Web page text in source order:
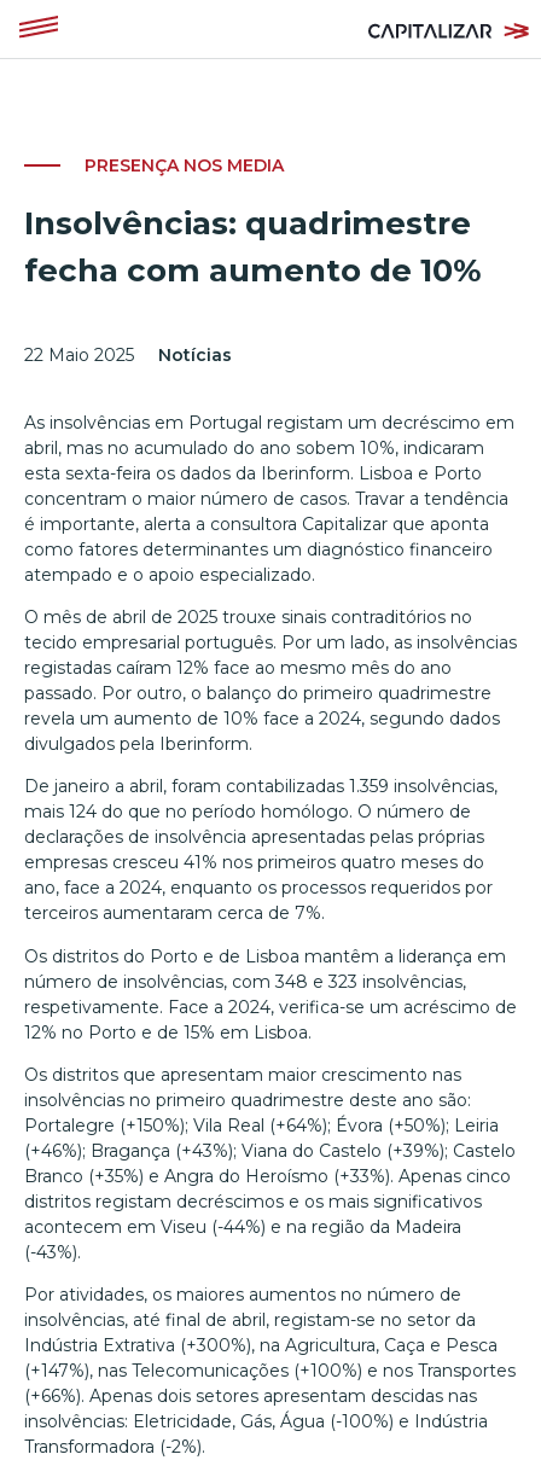
PRESENÇA NOS MEDIA
Insolvências: quadrimestre
fecha com aumento de 10%
22 Maio 2025 Notícias
As insolvências em Portugal registam um decréscimo em
abril, mas no acumulado do ano sobem 10%, indicaram
esta sexta-feira os dados da Iberinform. Lisboa e Porto
concentram o maior número de casos. Travar a tendência
é importante, alerta a consultora Capitalizar que aponta
como fatores determinantes um diagnóstico financeiro
atempado e o apoio especializado.
O mês de abril de 2025 trouxe sinais contraditórios no
tecido empresarial português. Por um lado, as insolvências
registadas caíram 12% face ao mesmo mês do ano
passado. Por outro, o balanço do primeiro quadrimestre
revela um aumento de 10% face a 2024, segundo dados
divulgados pela Iberinform.
De janeiro a abril, foram contabilizadas 1.359 insolvências,
mais 124 do que no período homólogo. O número de
declarações de insolvência apresentadas pelas próprias
empresas cresceu 41% nos primeiros quatro meses do
ano, face a 2024, enquanto os processos requeridos por
terceiros aumentaram cerca de 7%.
Os distritos do Porto e de Lisboa mantêm a liderança em
número de insolvências, com 348 e 323 insolvências,
respetivamente. Face a 2024, verifica-se um acréscimo de
12% no Porto e de 15% em Lisboa.
Os distritos que apresentam maior crescimento nas
insolvências no primeiro quadrimestre deste ano são:
Portalegre (+150%); Vila Real (+64%); Évora (+50%); Leiria
(+46%); Bragança (+43%); Viana do Castelo (+39%); Castelo
Branco (+35%) e Angra do Heroísmo (+33%). Apenas cinco
distritos registam decréscimos e os mais significativos
acontecem em Viseu (-44%) e na região da Madeira
(-43%).
Por atividades, os maiores aumentos no número de
insolvências, até final de abril, registam-se no setor da
Indústria Extrativa (+300%), na Agricultura, Caça e Pesca
(+147%), nas Telecomunicações (+100%) e nos Transportes
(+66%). Apenas dois setores apresentam descidas nas
insolvências: Eletricidade, Gás, Água (-100%) e Indústria
Transformadora (-2%).